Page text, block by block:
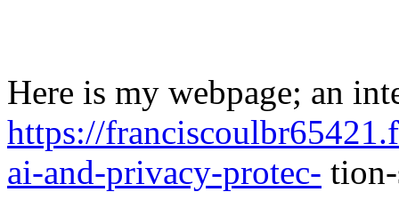
Here is my webpage; an
https://
ai-and-privacy-protec-